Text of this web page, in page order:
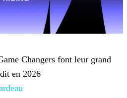
Changers font leur grand
en 2026